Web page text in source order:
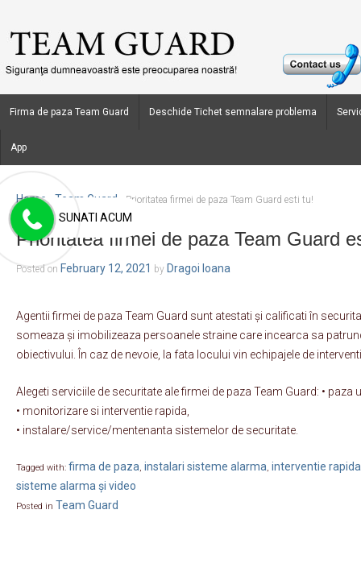
Firma de paza Team Guard Deschide Tichet semnalare problema
App
Home Team Guard Prioritatea firmei de paza Team Guard esti tu!
Prioritatea firmei de paza Team Guard
Posted on February 12, 2021 by Dragoi Ioana
Agentii firmei de paza Team Guard sunt atestati și calificati în
someaza și imobilizeaza persoanele straine care incearca sa
obiectivului. În caz de nevoie, la fata locului vin echipajele de
Alegeti serviciile de securitate ale firmei de paza Team Guard: • paza
• monitorizare si interventie rapida,
• instalare/service/mentenanta sistemelor de securitate.
Tagged with: firma de paza, instalari sisteme alarma, interventie rapida
sisteme alarma și video
Posted in Team Guard
SUNATI ACUM